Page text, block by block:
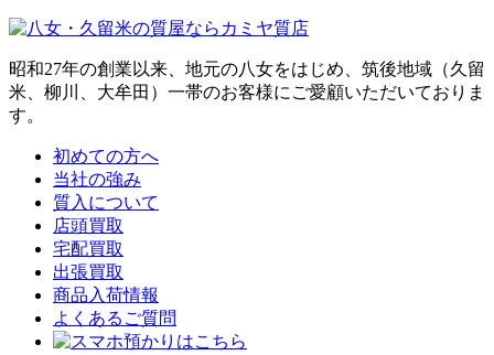
昭和27年の創業以来、地元の八女をはじめ、筑後地域（久留
米、柳川、大牟田）一帯のお客様にご愛顧いただいておりま
す。
初めての方へ
当社の強み
質入について
店頭買取
宅配買取
出張買取
商品入荷情報
よくあるご質問